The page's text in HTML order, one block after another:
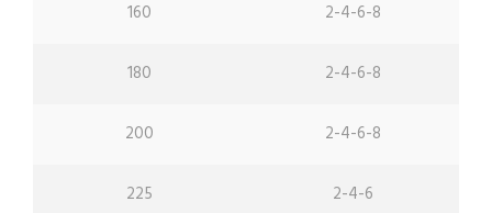
160 2-4-6-8
180 2-4-6-8
200 2-4-6-8
225 2-4-6